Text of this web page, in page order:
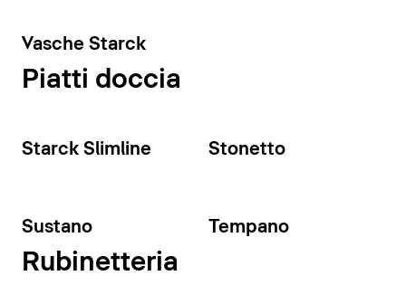
Vasche Starck
Piatti doccia
Starck Slimline Stonetto
Sustano Tempano
Rubinetteria